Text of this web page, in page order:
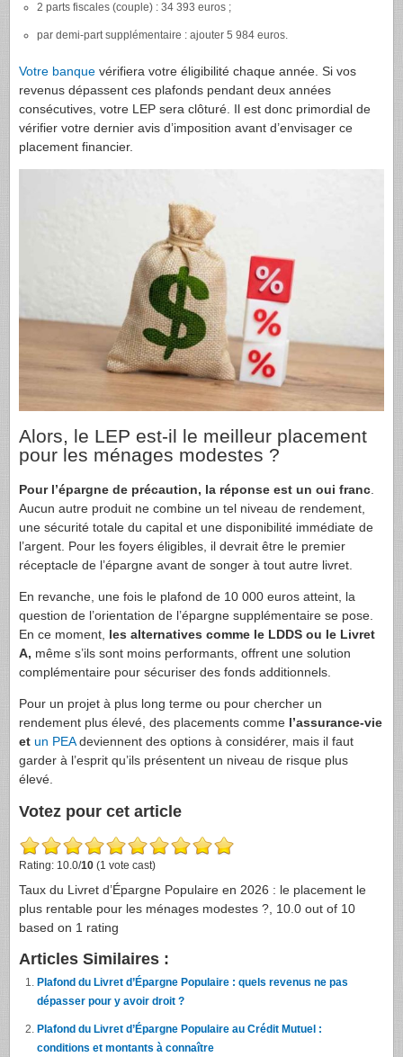
2 parts fiscales (couple) : 34 393 euros ;
par demi-part supplémentaire : ajouter 5 984 euros.
Votre banque vérifiera votre éligibilité chaque année. Si vos
revenus dépassent ces plafonds pendant deux années
consécutives, votre LEP sera clôturé. Il est donc primordial de
vérifier votre dernier avis d’imposition avant d’envisager ce
placement financier.
Alors, le LEP est-il le meilleur placement
pour les ménages modestes ?
Pour l’épargne de précaution, la réponse est un oui franc
Aucun autre produit ne combine un tel niveau de rendement,
une sécurité totale du capital et une disponibilité immédiate de
l’argent. Pour les foyers éligibles, il devrait être le premier
réceptacle de l’épargne avant de songer à tout autre livret.
En revanche, une fois le plafond de 10 000 euros atteint, la
question de l’orientation de l’épargne supplémentaire se pose.
En ce moment, les alternatives comme le LDDS ou le Livret
A, même s’ils sont moins performants, offrent une solution
complémentaire pour sécuriser des fonds additionnels.
Pour un projet à plus long terme ou pour chercher un
rendement plus élevé, des placements comme l’assurance-vie
et un PEAdeviennent des options à considérer, mais il faut
garder à l’esprit qu’ils présentent un niveau de risque plus
élevé.
Votez pour cet article
Rating: 10.0/10 (1 vote cast)
Taux du Livret d’Épargne Populaire en 2026 : le placement le
plus rentable pour les ménages modestes ? 10.0 out of 10
based on 1 rating
Articles Similaires :
Plafond du Livret d’Épargne Populaire : quels revenus ne pas
dépasser pour y avoir droit ?
Plafond du Livret d’Épargne Populaire au Crédit Mutuel :
conditions et montants à connaître